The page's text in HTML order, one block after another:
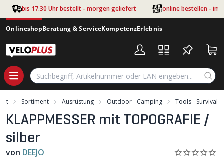
Zum Hauptinhalt springen
bis 17.30 Uhr bestellt - morgen geliefert online bestellen - im
OnlineshopBeratung & ServiceKompetenzErlebnis
Sortiment Ausrüstung Outdoor - Camping Tools - Survival
KLAPPMESSER mit TOPOGRAFIE /
silber
von DEEJO